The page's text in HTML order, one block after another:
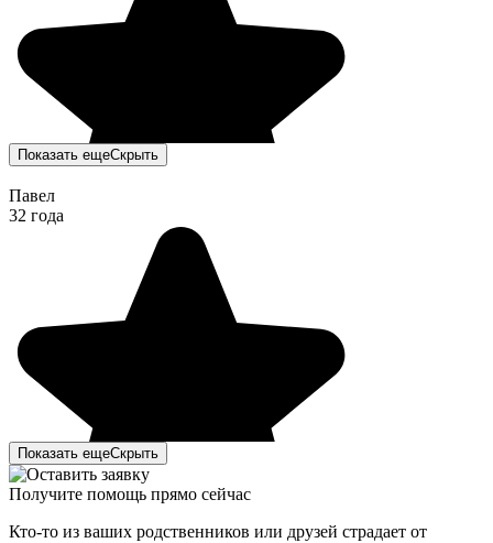
Показать ещеСкрыть
Павел
32 года
Показать ещеСкрыть
Получите помощь прямо сейчас
Кто-то из ваших родственников или друзей страдает от